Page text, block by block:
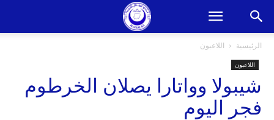
الرئيسية اللاعبون
اللاعبون
شيبولا وواتارا يصلان الخرطوم
فجر اليوم